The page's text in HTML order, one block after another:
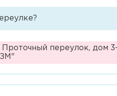
переулок, дом 3-